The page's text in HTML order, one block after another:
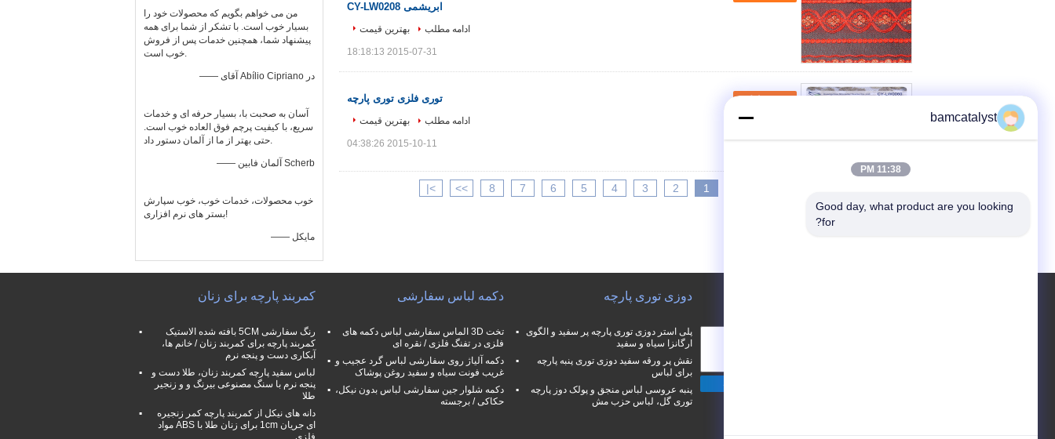
من می خواهم بگویم که محصولات خود را
بسیار خوب است. با تشکر از شما برای همه
پیشنهاد شما، همچنین خدمات پس از فروش
خوب است.
—— آقای Abílio Cipriano در
آسان به صحبت با، بسیار حرفه ای و خدمات
سریع، با کیفیت پرچم فوق العاده خوب است.
حتی بهتر از ما از آلمان دستور داد.
—— آلمان فابین Scherb
خوب محصولات، خدمات خوب، خوب سپارش
بستر های نرم افزاری!
—— مایکل
ابریشمی CY-LW0208
ادامه مطلب بهترین قیمت
2015-07-31 18:18:13
توری فلزی توری پارچه
ادامه مطلب بهترین قیمت
2015-10-11 04:38:26
1
2
3
4
5
6
7
8
>>
>|
کمربند پارچه برای زنان
رنگ سفارشی 5CM بافته شده الاستیک
کمربند پارچه برای کمربند زنان / خانم ها،
آبکاری دست و پنجه نرم
لباس سفید پارچه کمربند زنان، طلا دست و
پنجه نرم با سنگ مصنوعی بیرنگ و و زنجیر
طلا
دانه های نیکل از کمربند پارچه کمر زنجیره
ای جریان 1cm برای زنان طلا با ABS مواد
فلزی
دکمه لباس سفارشی
تخت 3D الماس سفارشی لباس دکمه های
فلزی در تفنگ فلزی / نقره ای
دکمه آلیاژ روی سفارشی لباس گرد عجیب و
غریب فونت سیاه و سفید روغن پوشاک
دکمه شلوار جین سفارشی لباس بدون نیکل،
حکاکی / برجسته
دوزی توری پارچه
پلی استر دوزی توری پارچه پر سفید و الگوی
ارگانزا سیاه و سفید
نقش پر ورقه سفید دوزی توری پنبه پارچه
برای لباس
پنبه عروسی لباس منجق و پولک دوز پارچه
توری گل، لباس حزب مش
بفرست
bamcatalyst
11:38 PM
Good day, what product are you looking
for?